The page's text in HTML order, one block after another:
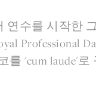
연수를 시작한
Professional
를 'cum laude'로